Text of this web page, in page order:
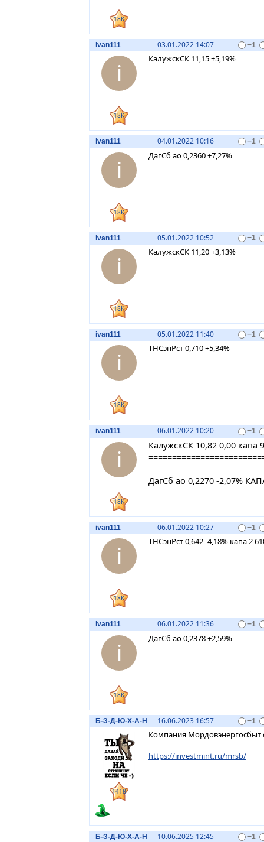
18K
ivan111 03.01.2022 14:07 −1
i
18K
КалужскСК 11,15 +5,19%
ivan111 04.01.2022 10:16 −1
i
18K
ДагСб ао 0,2360 +7,27%
ivan111 05.01.2022 10:52 −1
i
18K
КалужскСК 11,20 +3,13%
ivan111 05.01.2022 11:40 −1
i
18K
ТНСэнРст 0,710 +5,34%
ivan111 06.01.2022 10:20 −1
i
18K
КалужскСК 10,82 0,00 капа
ДагСб ао 0,2270 -2,07%
ivan111 06.01.2022 10:27 −1
i
18K
ТНСэнРст 0,642 -4,18% капа 2
ivan111 06.01.2022 11:36 −1
i
18K
ДагСб ао 0,2378 +2,59%
Б-З-Д-Ю-Х-А-Н 16.06.2023 16:57 −1
1418
Компания Мордовэнергосбыт
https://investmint.ru/mrsb/
Б-З-Д-Ю-Х-А-Н 10.06.2025 12:45 −1